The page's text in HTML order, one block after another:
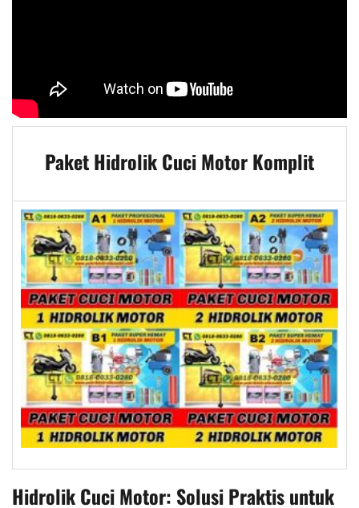
Paket Hidrolik Cuci Motor Komplit
Hidrolik Cuci Motor: Solusi Praktis untuk